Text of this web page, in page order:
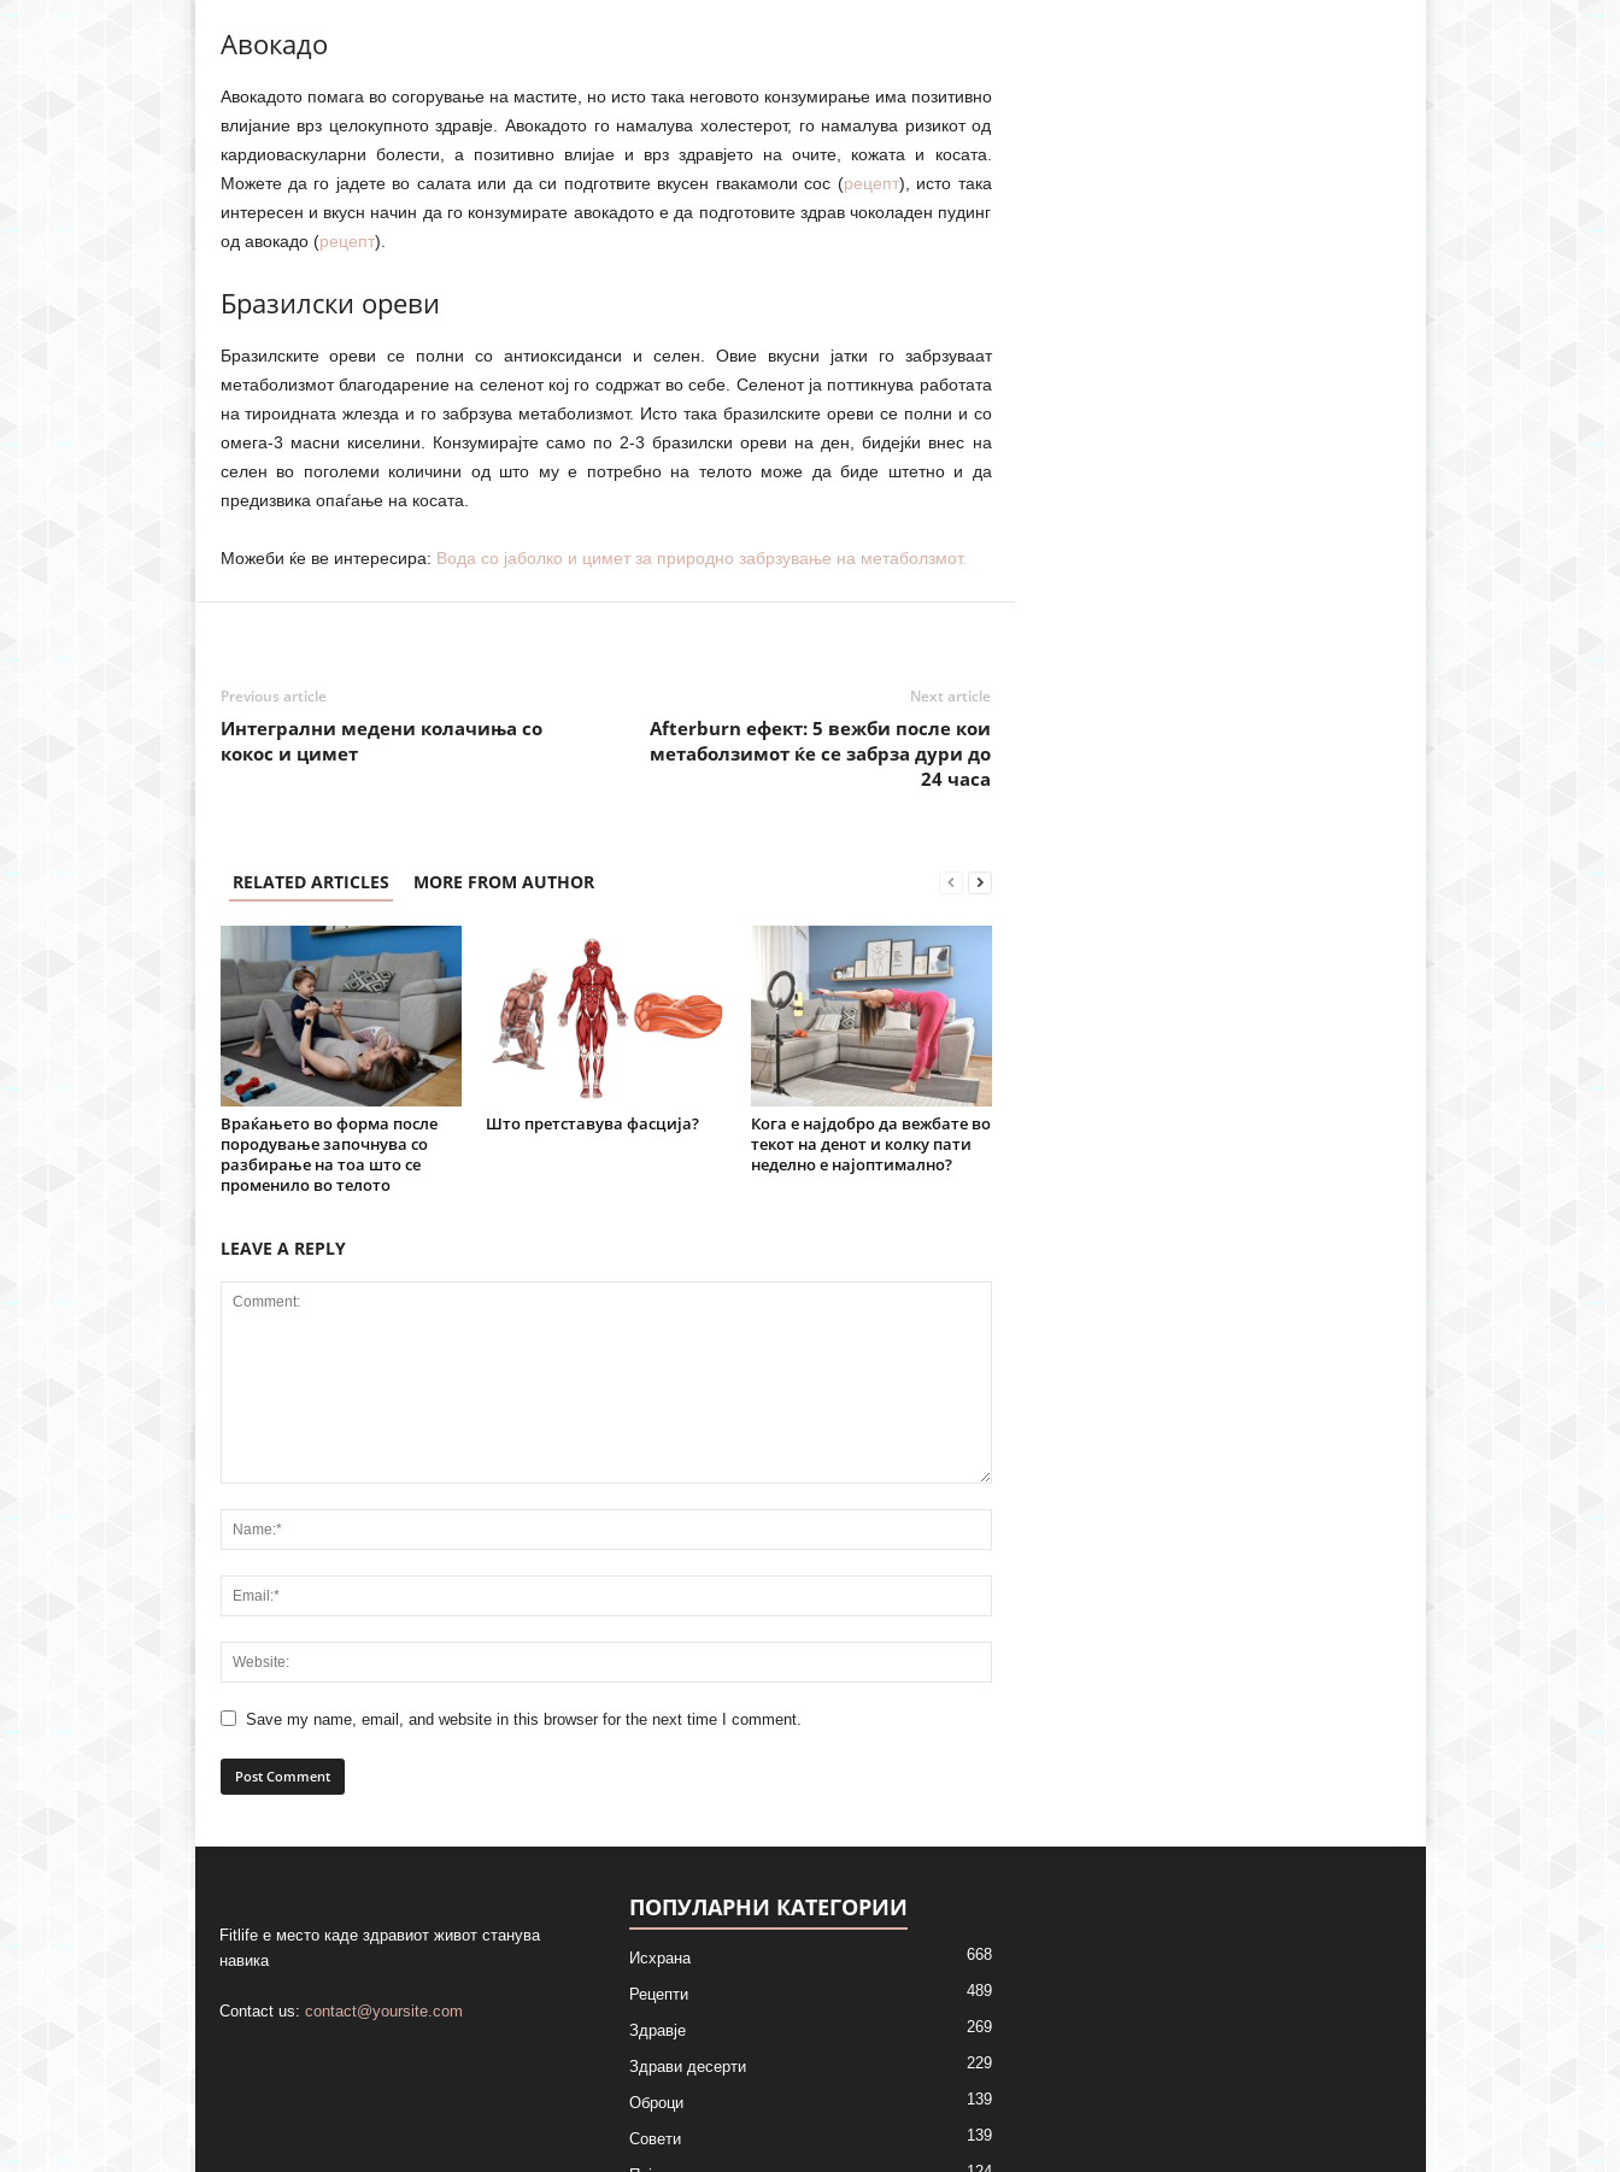
Авокадо
Авокадото помага во согорување на мастите, но исто така неговото конзумирање има позитивно
влијание врз целокупното здравје. Авокадото го намалува холестерот, го намалува ризикот од
кардиоваскуларни болести, а позитивно влијае и врз здравјето на очите, кожата и косата.
Можете да го јадете во салата или да си подготвите вкусен гвакамоли сос (рецепт), исто така
интересен и вкусн начин да го конзумирате авокадото е да подготовите здрав чоколаден пудинг
од авокадо (рецепт).
Бразилски ореви
Бразилските ореви се полни со антиоксиданси и селен. Овие вкусни јатки го забрзуваат
метаболизмот благодарение на селенот кој го содржат во себе. Селенот ја поттикнува работата
на тироидната жлезда и го забрзува метаболизмот. Исто така бразилските ореви се полни и со
омега-3 масни киселини. Конзумирајте само по 2-3 бразилски ореви на ден, бидејќи внес на
селен во поголеми количини од што му е потребно на телото може да биде штетно и да
предизвика опаѓање на косата.
Можеби ќе ве интересира: Вода со јаболко и цимет за природно забрзување на метаболзмот.
Previous article
Интегрални медени колачиња со
кокос и цимет
Next article
Afterburn ефект: 5 вежби после кои
метаболзимот ќе се забрза дури до
24 часа
RELATED ARTICLES MORE FROM AUTHOR
Враќањето во форма после
породување започнува со
разбирање на тоа што се
променило во телото
Што претставува фасција?
Кога е најдобро да вежбате во
текот на денот и колку пати
неделно е најоптимално?
LEAVE A REPLY
Save my name, email, and website in this browser for the next time I comment.
Fitlife е место каде здравиот живот станува
навика
Contact us: contact@yoursite.com
ПОПУЛАРНИ КАТЕГОРИИ
Исхрана 668
Рецепти 489
Здравје 269
Здрави десерти 229
Оброци 139
Совети 139